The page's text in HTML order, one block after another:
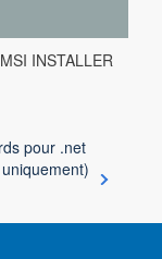
INSTALLER
pour .net